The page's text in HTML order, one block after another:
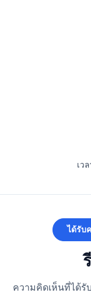
เว
ได้รับ
ความคิดเห็นที่ได้รั